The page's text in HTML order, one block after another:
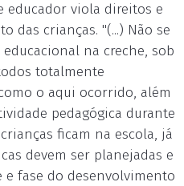
educador viola direitos e
das crianças. "(...) Não se
na creche, sob
totalmente
o aqui ocorrido, além
pedagógica durante
ficam na escola, já
devem ser planejadas e
e fase do desenvolvimento